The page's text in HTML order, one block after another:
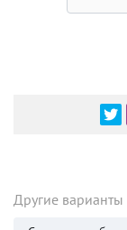
Другие варианты